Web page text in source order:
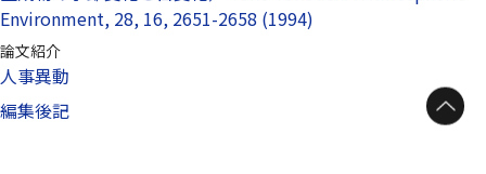
Environment, 28, 16, 2651-2658 (1994)
論文紹介
人事異動
編集後記
ページトップへ